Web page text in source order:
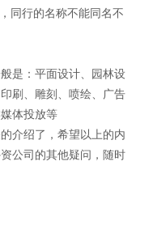
同行的名称不能同名不
是：平面设计、园林设
刷、雕刻、喷绘、广告
体投放等
介绍了，希望以上的内
公司的其他疑问，随时